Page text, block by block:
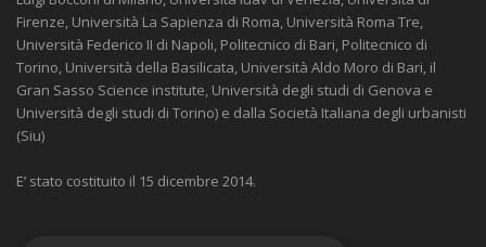
Firenze, Università La Sapienza di Roma, Università Roma Tre,
Università Federico II di Napoli, Politecnico di Bari, Politecnico di
Torino, Università della Basilicata, Università Aldo Moro di Bari, il
Gran Sasso Science institute, Università degli studi di Genova e
Università degli studi di Torino) e dalla Società Italiana degli urbanisti
(Siu)
E’ stato costituito il 15 dicembre 2014.